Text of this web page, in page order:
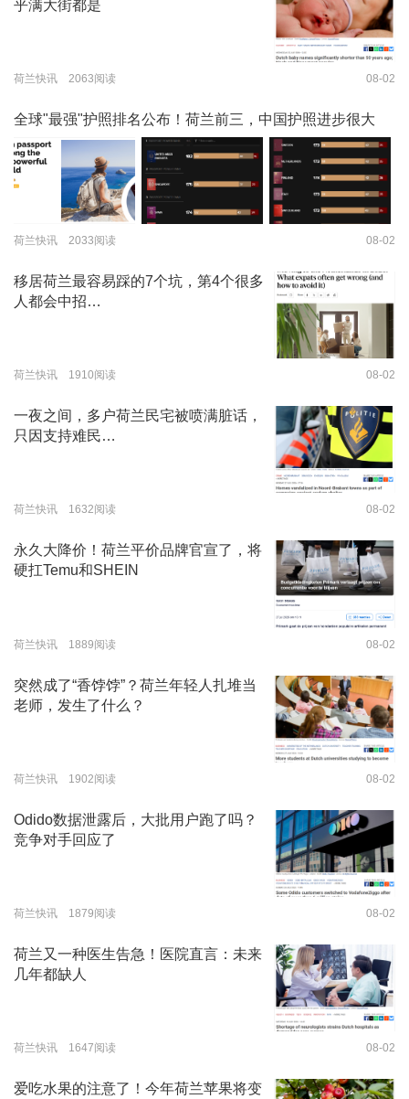
乎满大街都是
荷兰快讯 2063阅读 08-02
全球"最强"护照排名公布！荷兰前三，中国护照进步很大
荷兰快讯 2033阅读 08-02
移居荷兰最容易踩的7个坑，第4个很多
人都会中招…
荷兰快讯 1910阅读 08-02
一夜之间，多户荷兰民宅被喷满脏话，
只因支持难民…
荷兰快讯 1632阅读 08-02
永久大降价！荷兰平价品牌官宣了，将
硬扛Temu和SHEIN
荷兰快讯 1889阅读 08-02
突然成了“香饽饽”？荷兰年轻人扎堆当
老师，发生了什么？
荷兰快讯 1902阅读 08-02
Odido数据泄露后，大批用户跑了吗？
竞争对手回应了
荷兰快讯 1879阅读 08-02
荷兰又一种医生告急！医院直言：未来
几年都缺人
荷兰快讯 1647阅读 08-02
爱吃水果的注意了！今年荷兰苹果将变